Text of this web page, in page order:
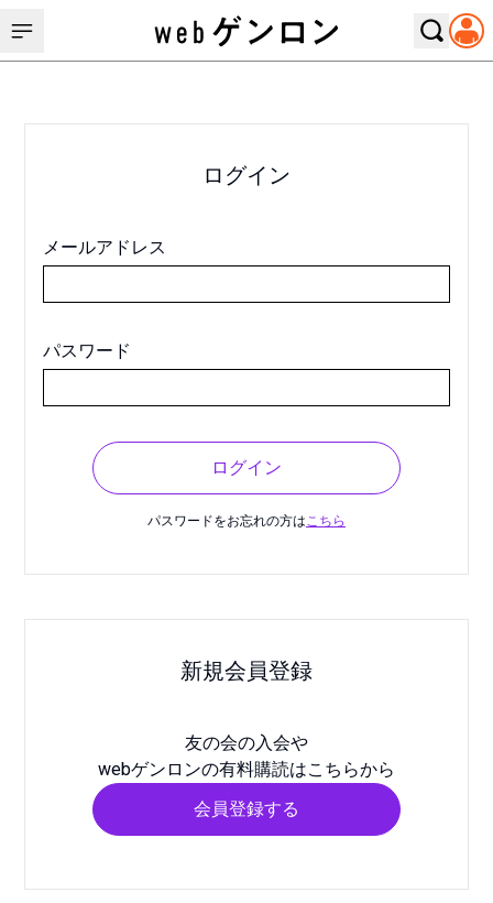
ログイン
メールアドレス
パスワード
ログイン
パスワードをお忘れの方はこちら
新規会員登録
友の会の入会や
webゲンロンの有料購読はこちらから
会員登録する